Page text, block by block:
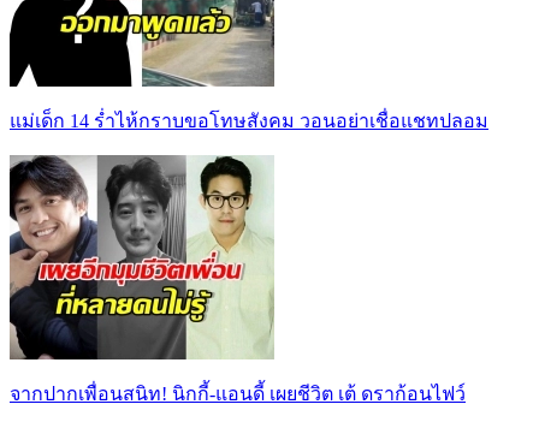
แม่เด็ก 14 ร่ำไห้กราบขอโทษสังคม วอนอย่าเชื่อแชทปลอม
จากปากเพื่อนสนิท! นิกกี้-แอนดี้ เผยชีวิต เต้ ดราก้อนไฟว์